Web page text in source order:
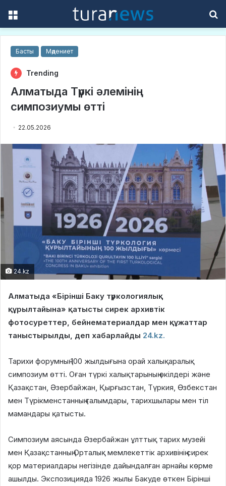
Басты Мәдениет
Trending
Алматыда Түркі әлемінің
симпозиумы өтті
22.05.2026
24.kz
Алматыда «Бірінші Баку түркологиялық
құрылтайына» қатысты сирек архивтік
фотосуреттер, бейнематериалдар мен құжаттар
таныстырылды, деп хабарлайды 24.kz.
Тарихи форумның 100 жылдығына орай халықаралық
симпозиум өтті. Оған түркі халықтарының өкілдері және
Қазақстан, Әзербайжан, Қырғызстан, Түркия, Өзбекстан
мен Түрікменстанның ғалымдары, тарихшылары мен тіл
мамандары қатысты.
Симпозиум аясында Әзербайжан ұлттық тарих музейі
мен Қазақстанның Орталық мемлекеттік архивінің сирек
қор материалдары негізінде дайындалған арнайы көрме
ашылды. Экспозицияда 1926 жылы Бакуде өткен Бірінші